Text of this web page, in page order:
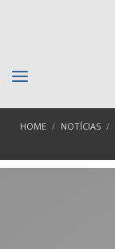
HOME NOTÍCIAS